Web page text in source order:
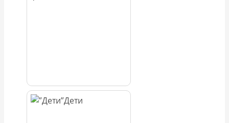
Дети